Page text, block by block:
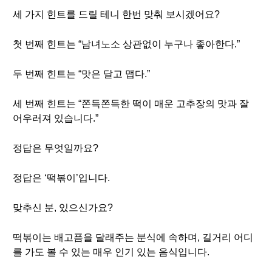
세 가지 힌트를 드릴 테니 한번 맞춰 보시겠어요?
첫 번째 힌트는 “남녀노소 상관없이 누구나 좋아한다.”
두 번째 힌트는 “맛은 달고 맵다.”
세 번째 힌트는 “쫀득쫀득한 떡이 매운 고추장의 맛과 잘
어우러져 있습니다.”
정답은 무엇일까요?
정답은 ‘떡볶이’입니다.
맞추신 분, 있으신가요?
떡볶이는 배고픔을 달래주는 분식에 속하며, 길거리 어디
를 가도 볼 수 있는 매우 인기 있는 음식입니다.